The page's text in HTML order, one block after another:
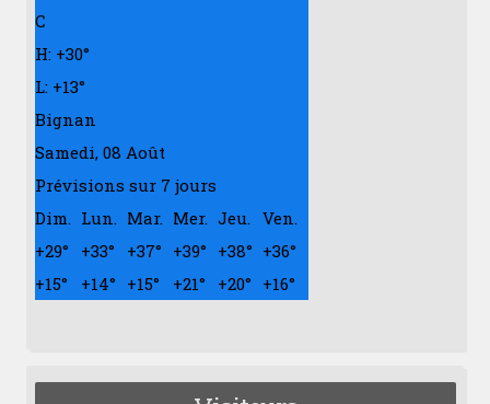
C
H: +30°
L: +13°
Bignan
Samedi, 08 Août
Prévisions sur 7 jours
Dim. Lun. Mar. Mer. Jeu. Ven.
+29° +33° +37° +39° +38° +36°
+15° +14° +15° +21° +20° +16°